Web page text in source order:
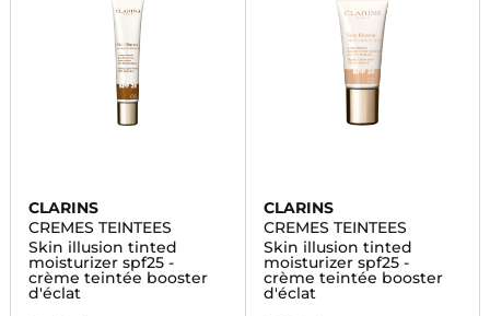
CLARINS
CREMES TEINTEES
Skin illusion tinted
moisturizer spf25 -
crème teintée booster
d'éclat
CLARINS
CREMES TEINTEES
Skin illusion tinted
moisturizer spf25 -
crème teintée booster
d'éclat